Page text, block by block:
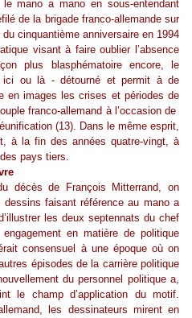
mano a mano en sous-entendant
de la brigade franco-allemande sur
cinquantième anniversaire en 1994
visant à faire oublier l’absence
plus blasphématoire encore, le
ou là - détourné et permit à de
en images les crises et périodes de
franco-allemand à l’occasion de
(13). Dans le même esprit,
à la fin des années quatre-vingt, à
des pays tiers.
décès de François Mitterrand, on
faisant référence au mano a
les deux septennats du chef
en matière de politique
consensuel à une époque où on
épisodes de la carrière politique
du personnel politique a,
le champ d’application du motif.
les dessinateurs mirent en